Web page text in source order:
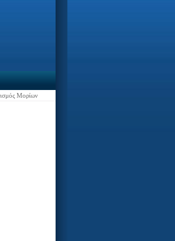
Μορίων